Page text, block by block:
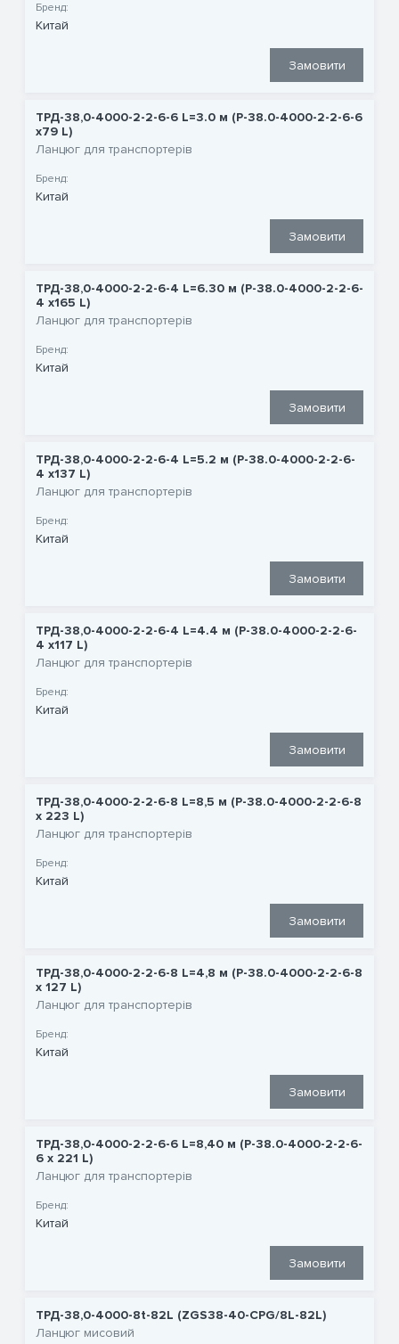
Бренд:
Китай
Замовити
ТРД-38,0-4000-2-2-6-6 L=3.0 м (P-38.0-4000-2-2-6-6
x79 L)
Ланцюг для транспортерів
Бренд:
Китай
Замовити
ТРД-38,0-4000-2-2-6-4 L=6.30 м (P-38.0-4000-2-2-6-
4 x165 L)
Ланцюг для транспортерів
Бренд:
Китай
Замовити
ТРД-38,0-4000-2-2-6-4 L=5.2 м (P-38.0-4000-2-2-6-
4 x137 L)
Ланцюг для транспортерів
Бренд:
Китай
Замовити
ТРД-38,0-4000-2-2-6-4 L=4.4 м (P-38.0-4000-2-2-6-
4 x117 L)
Ланцюг для транспортерів
Бренд:
Китай
Замовити
ТРД-38,0-4000-2-2-6-8 L=8,5 м (P-38.0-4000-2-2-6-8
x 223 L)
Ланцюг для транспортерів
Бренд:
Китай
Замовити
ТРД-38,0-4000-2-2-6-8 L=4,8 м (P-38.0-4000-2-2-6-8
x 127 L)
Ланцюг для транспортерів
Бренд:
Китай
Замовити
ТРД-38,0-4000-2-2-6-6 L=8,40 м (P-38.0-4000-2-2-6-
6 x 221 L)
Ланцюг для транспортерів
Бренд:
Китай
Замовити
ТРД-38,0-4000-8t-82L (ZGS38-40-CPG/8L-82L)
Ланцюг мисовий